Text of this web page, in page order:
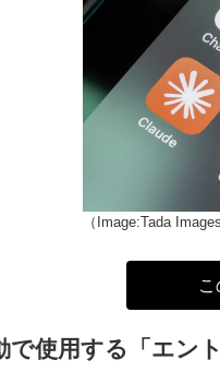
（Image:Tada
で使用する「エン